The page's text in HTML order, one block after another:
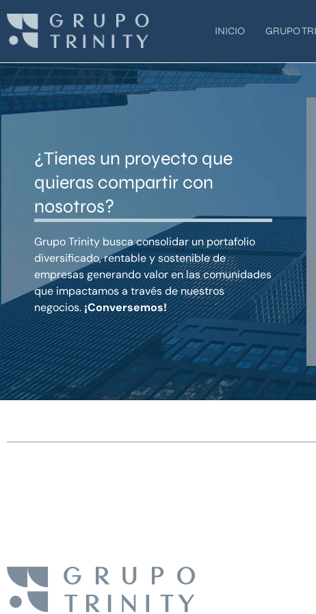
contenido
INICIO GRUPO
¿Tienes un proyecto que
quieras compartir con
nosotros?
Grupo Trinity busca consolidar un portafolio
diversificado, rentable y sostenible de
empresas generando valor en las comunidades
que impactamos a través de nuestros
negocios.¡Conversemos!